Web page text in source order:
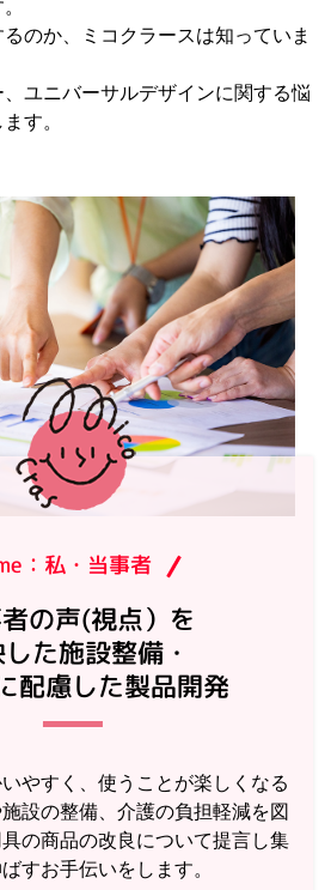
のか、ミコクラースは知っていま
ユニバーサルデザインに関する悩
す。
：私・当事者
の声(視点）を
た施設整備・
配慮した製品開発
やすく、使うことが楽しくなる
設の整備、介護の負担軽減を図
の商品の改良について提言し集
すお手伝いをします。